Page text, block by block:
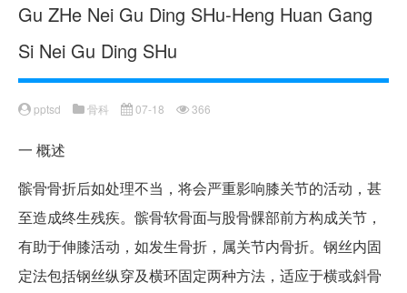
Gu ZHe Nei Gu Ding SHu-Heng Huan Gang
Si Nei Gu Ding SHu
pptsd 骨科 07-18 366
一 概述
髌骨骨折后如处理不当，将会严重影响膝关节的活动，甚
至造成终生残疾。髌骨软骨面与股骨髁部前方构成关节，
有助于伸膝活动，如发生骨折，属关节内骨折。钢丝内固
定法包括钢丝纵穿及横环固定两种方法，适应于横或斜骨